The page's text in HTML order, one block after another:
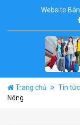
Website
Trang chủ Tin tức
Nông